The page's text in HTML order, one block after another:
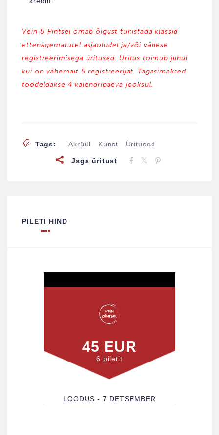
Vein & Pintsel omab õigust tühistada klassid
ettenägematutel asjaoludel ja/või vähese
registreerimisega üritused. Üritus toimub juhul
kui on vähemalt 5 registreerijat. Tagasimaksed
töödeldakse 4 kalendripäeva jooksul.
Tags: Akrüül Kunst Üritused
Jaga üritust
PILETI HIND
45 EUR
6 piletit
LOODUS - 7 DETSEMBER